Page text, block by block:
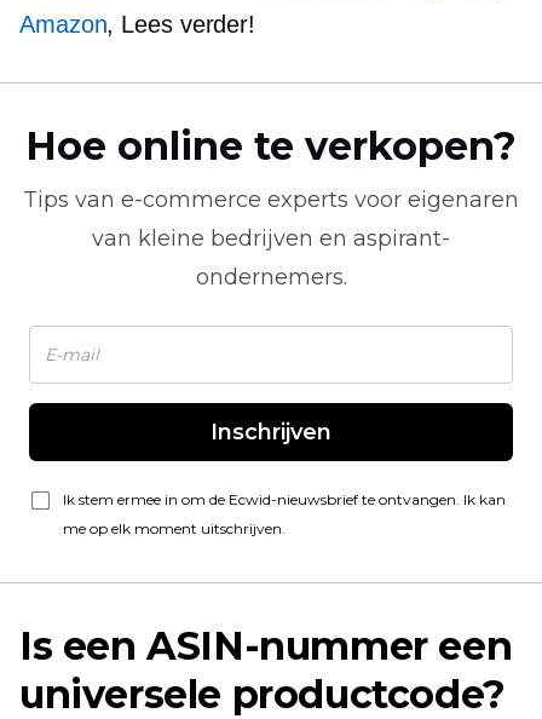
Amazon, Lees verder!
Hoe online te verkopen?
Tips van e-commerce experts voor eigenaren
van kleine bedrijven en aspirant-
ondernemers.
Inschrijven
Ik stem ermee in om de Ecwid-nieuwsbrief te ontvangen. Ik kan
me op elk moment uitschrijven.
Is een ASIN-nummer een
universele productcode?